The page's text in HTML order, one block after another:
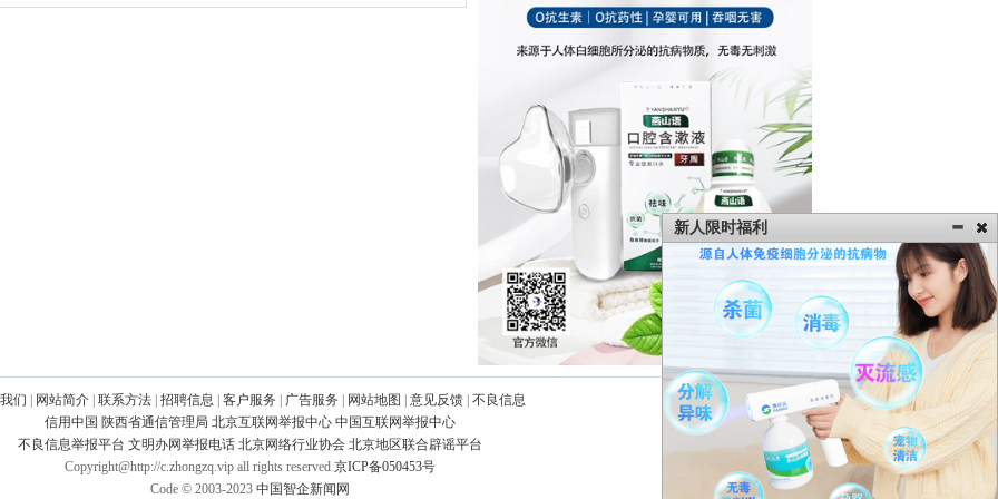
新人限时福利
们 网站简介 联系方法 招聘信息 客户服务 广告服务 网站地图 意见反馈 不良信息
信用中国 陕西省通信管理局 北京互联网举报中心 中国互联网举报中心
不良信息举报平台 文明办网举报电话 北京网络行业协会 北京地区联合辟谣平台
Copyright@http://c.zhongzq.vip all rights reserved 京ICP备050453号
Code © 2003-2023 中国智企新闻网